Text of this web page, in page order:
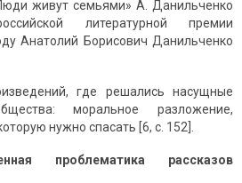
живут семьями» А. Данильченко
литературной премии
Анатолий Борисович Данильченко
где решались насущные
моральное разложение,
нужно спасать [6, с. 152].
проблематика рассказов